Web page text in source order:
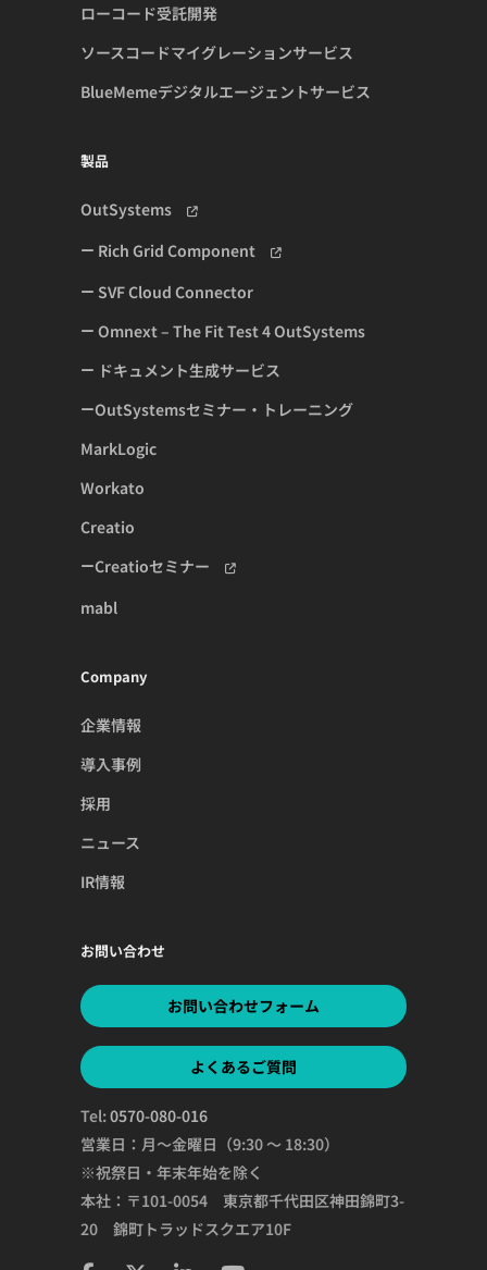
ローコード受託開発
ソースコードマイグレーションサービス
BlueMemeデジタルエージェントサービス
製品
OutSystems
Rich Grid Component
SVF Cloud Connector
Omnext – The Fit Test 4 OutSystems
ドキュメント生成サービス
OutSystemsセミナー・トレーニング
MarkLogic
Workato
Creatio
Creatioセミナー
mabl
Company
企業情報
導入事例
採用
ニュース
IR情報
お問い合わせ
お問い合わせフォーム
よくあるご質問
Tel:0570-080-016
営業日：月～金曜日（9:30 ～ 18:30）
※祝祭日・年末年始を除く
本社：〒101-0054 東京都千代田区神田錦町3-
20 錦町トラッドスクエア10F